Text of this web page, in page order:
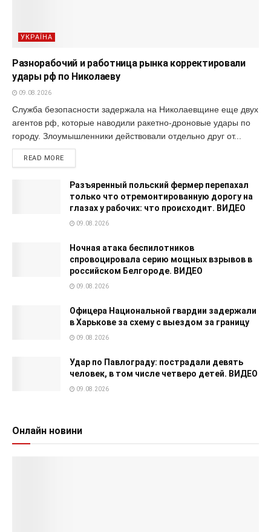
УКРАЇНА
Разнорабочий и работница рынка корректировали
удары рф по Николаеву
09.08.2026
Служба безопасности задержала на Николаевщине еще двух
агентов рф, которые наводили ракетно-дроновые удары по
городу. Злоумышленники действовали отдельно друг от...
READ MORE
Разъяренный польский фермер перепахал
только что отремонтированную дорогу на
глазах у рабочих: что происходит. ВИДЕО
09.08.2026
Ночная атака беспилотников
спровоцировала серию мощных взрывов в
российском Белгороде. ВИДЕО
09.08.2026
Офицера Национальной гвардии задержали
в Харькове за схему с выездом за границу
09.08.2026
Удар по Павлограду: пострадали девять
человек, в том числе четверо детей. ВИДЕО
09.08.2026
Онлайн новини